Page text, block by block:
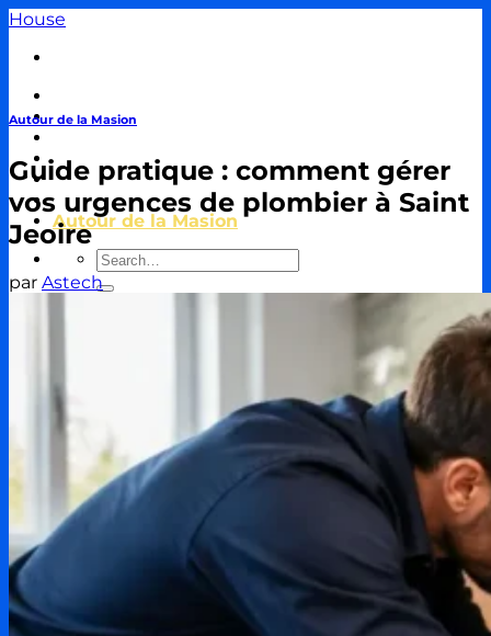
Passer
contenu
House
Piscine
Décoration & Aménagement
Énergie
Immobilier & Crédit
Autour de la Masion
Autour de la Masion
Guide pratique : comment gérer
vos urgences de plombier à Saint
Jeoire
par Astech